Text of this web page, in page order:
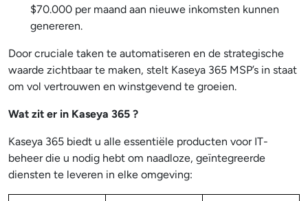
$70.000 per maand aan nieuwe inkomsten kunnen
genereren.
Door cruciale taken te automatiseren en de strategische
waarde zichtbaar te maken, stelt Kaseya 365 MSP’s in staat
om vol vertrouwen en winstgevend te groeien.
Wat zit er in Kaseya 365 ?
Kaseya 365 biedt u alle essentiële producten voor IT-
beheer die u nodig hebt om naadloze, geïntegreerde
diensten te leveren in elke omgeving: